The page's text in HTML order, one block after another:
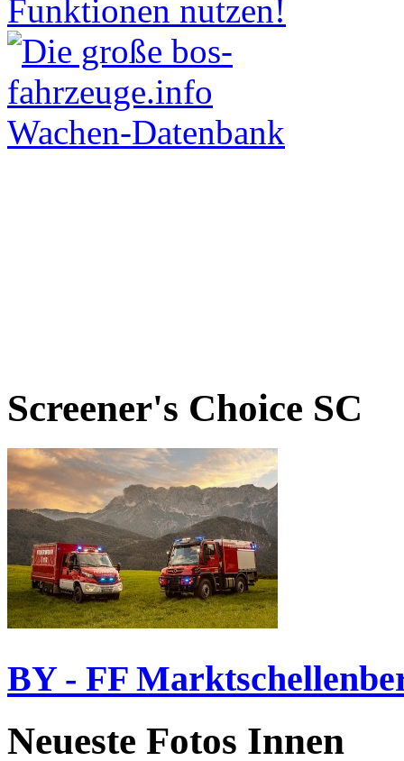
Screener's Choice SC
BY - FF
Neueste Fotos Innen